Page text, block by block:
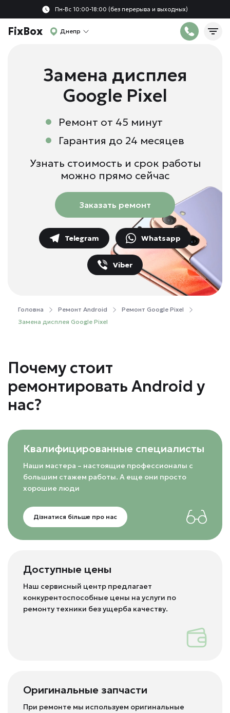
Пн-Вс 10:00-18:00 (без перерыва и выходных)
FixBox Днепр
Зaмeнa диcплeя
Google Pixel
Ремонт от 45 минут
Гарантия до 24 месяцев
Узнать стоимость и срок работы
можно прямо сейчас
Заказать ремонт
Telegram Whatsapp
Viber
Головна Ремонт Android
Ремонт Google Pixel
Зaмeнa диcплeя Google Pixel
Почему стоит
ремонтировать Android у
нас?
Квалифицированные специалисты
Наши мастера – настоящие профессионалы с
большим стажем работы. А еще они просто
хорошие люди
Дізнатися більше про нас
Доступные цены
Наш сервисный центр предлагает
конкурентоспособные цены на услуги по
ремонту техники без ущерба качеству.
Оригинальные запчасти
При ремонте мы используем оригинальные